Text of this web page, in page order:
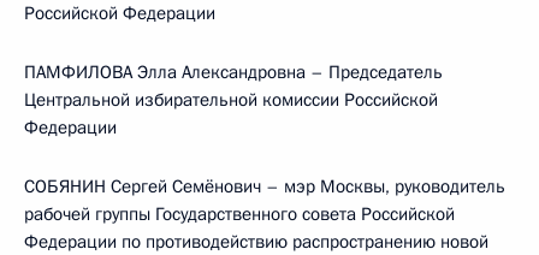
Российской Федерации
ПАМФИЛОВА Элла Александровна – Председатель
Центральной избирательной комиссии Российской
Федерации
СОБЯНИН Сергей Семёнович – мэр Москвы, руководитель
рабочей группы Государственного совета Российской
Федерации по противодействию распространению новой